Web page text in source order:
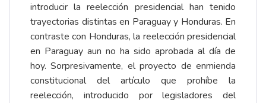
introducir la reelección presidencial han tenido
trayectorias distintas en Paraguay y Honduras. En
contraste con Honduras, la reelección presidencial
en Paraguay aun no ha sido aprobada al día de
hoy. Sorpresivamente, el proyecto de enmienda
constitucional del artículo que prohíbe la
reelección, introducido por legisladores del